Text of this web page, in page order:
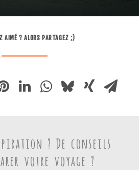
AIMÉ ? ALORS PARTAGEZ ;)
? De conseils
votre voyage ?